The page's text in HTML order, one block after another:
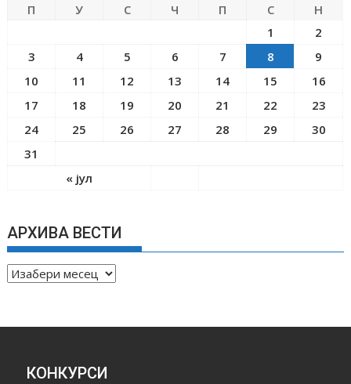
П У С Ч П С Н
« јул
1
2
3
4 5 6 7 8
9
10
11 12 13 14 15
16
17
18 19 20 21 22
23
24
25 26 27 28 29
30
31
АРХИВА ВЕСТИ
А
И
КОНКУРСИ